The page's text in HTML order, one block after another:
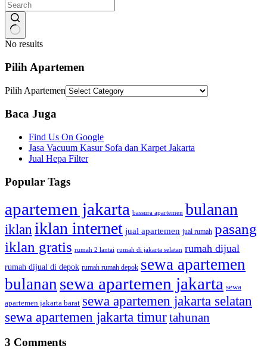
No results
Pilih Apartemen
Pilih Apartemen
Baca Juga
Find Us On Google
Jasa Vacuum Kasur Sofa dan Karpet Jakarta
Jual Hepa Filter
Popular Tags
apartemen jakarta bassura apartemen bulanan
iklan iklan internet jual apartemen jual rumah pasang
iklan gratis rumah 2 lantai rumah di jakarta selatan rumah dijual
rumah dijual di depok rumah rumah depok sewa apartemen
bulanan sewa apartemen jakarta sewa
apartemen jakarta barat sewa apartemen jakarta selatan
sewa apartemen jakarta timurtahunan
3 Comments